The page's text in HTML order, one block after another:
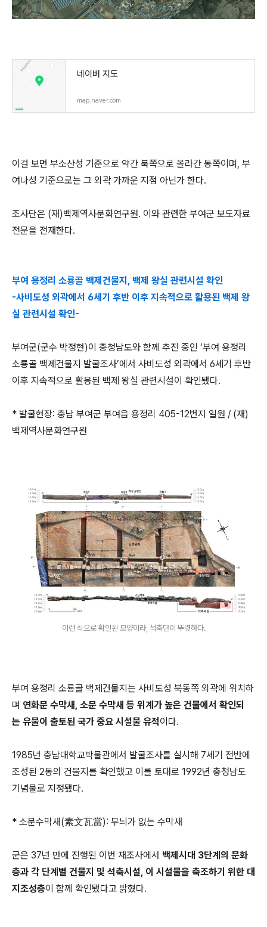
네이버 지도
map.naver.com
이걸 보면 부소산성 기준으로 약간 북쪽으로 올라간 동쪽이며, 부
여나성 기준으로는 그 외곽 가까운 지점 아닌가 한다.
조사단은 (재)백제역사문화연구원. 이와 관련한 부여군 보도자료
전문을 전재한다.
부여 용정리 소룡골 백제건물지, 백제 왕실 관련시설 확인
-사비도성 외곽에서 6세기 후반 이후 지속적으로 활용된 백제 왕
실 관련시설 확인-
부여군(군수 박정현)이 충청남도와 함께 추진 중인 ‘부여 용정리
소룡골 백제건물지 발굴조사’에서 사비도성 외곽에서 6세기 후반
이후 지속적으로 활용된 백제 왕실 관련시설이 확인됐다.
* 발굴현장: 충남 부여군 부여읍 용정리 405-12번지 일원 / (재)
백제역사문화연구원
이런 식으로 확인된 모양이라, 석축단이 뚜렷하다.
부여 용정리 소룡골 백제건물지는 사비도성 북동쪽 외곽에 위치하
며 연화문 수막새, 소문 수막새 등 위계가 높은 건물에서 확인되
는 유물이 출토된 국가 중요 시설물 유적이다.
1985년 충남대학교박물관에서 발굴조사를 실시해 7세기 전반에
조성된 2동의 건물지를 확인했고 이를 토대로 1992년 충청남도
기념물로 지정됐다.
* 소문수막새(素文瓦當): 무늬가 없는 수막새
군은 37년 만에 진행된 이번 재조사에서 백제시대 3단계의 문화
층과 각 단계별 건물지 및 석축시설, 이 시설물을 축조하기 위한 대
지조성층이 함께 확인됐다고 밝혔다.